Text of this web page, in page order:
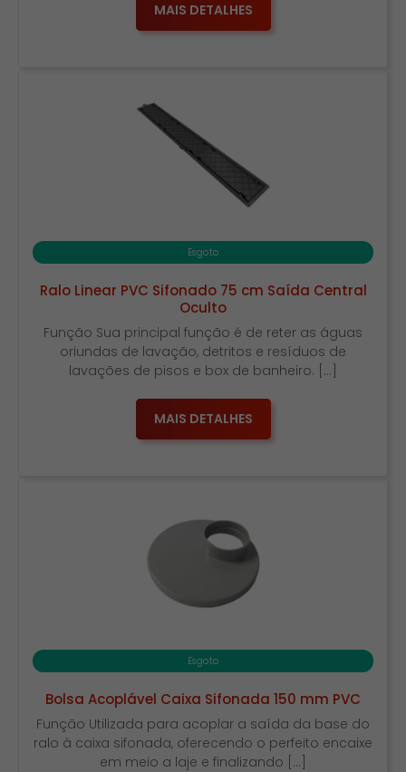
MAIS DETALHES
Esgoto
Ralo Linear PVC Sifonado 75 cm Saída Central
Oculto
Função Sua principal função é de reter as águas
oriundas de lavação, detritos e resíduos de
lavações de pisos e box de banheiro. […]
MAIS DETALHES
Esgoto
Bolsa Acoplável Caixa Sifonada 150 mm PVC
Função Utilizada para acoplar a saída da base do
ralo à caixa sifonada, oferecendo o perfeito encaixe
em meio a laje e finalizando […]